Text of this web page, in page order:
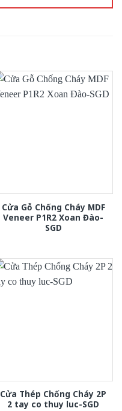
Cửa Gỗ Chống Cháy MDF
Veneer P1R2 Xoan Đào-
SGD
Cửa Thép Chống Cháy 2P
2 tay co thuy luc-SGD